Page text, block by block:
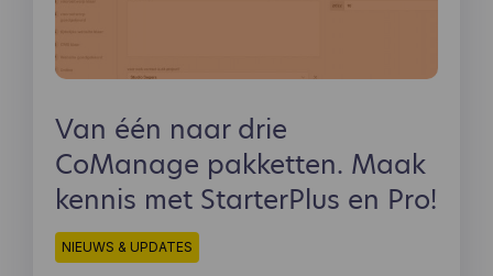
Van één naar drie
CoManage pakketten. Maak
kennis met StarterPlus en Pro!
NIEUWS & UPDATES